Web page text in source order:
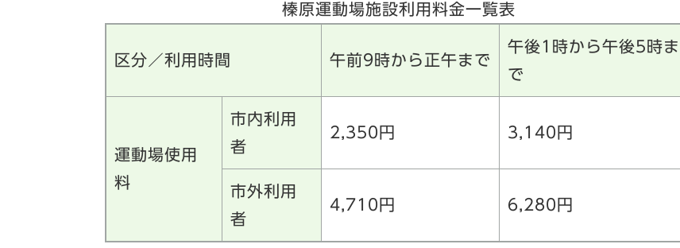
榛原運動場施設利用料金一覧表
区分／利用時間 午前9時から正午まで
午後1時から午後5時ま
で
運動場使用
料
市内利用
者
2,350円 3,140円
市外利用
者
4,710円 6,280円